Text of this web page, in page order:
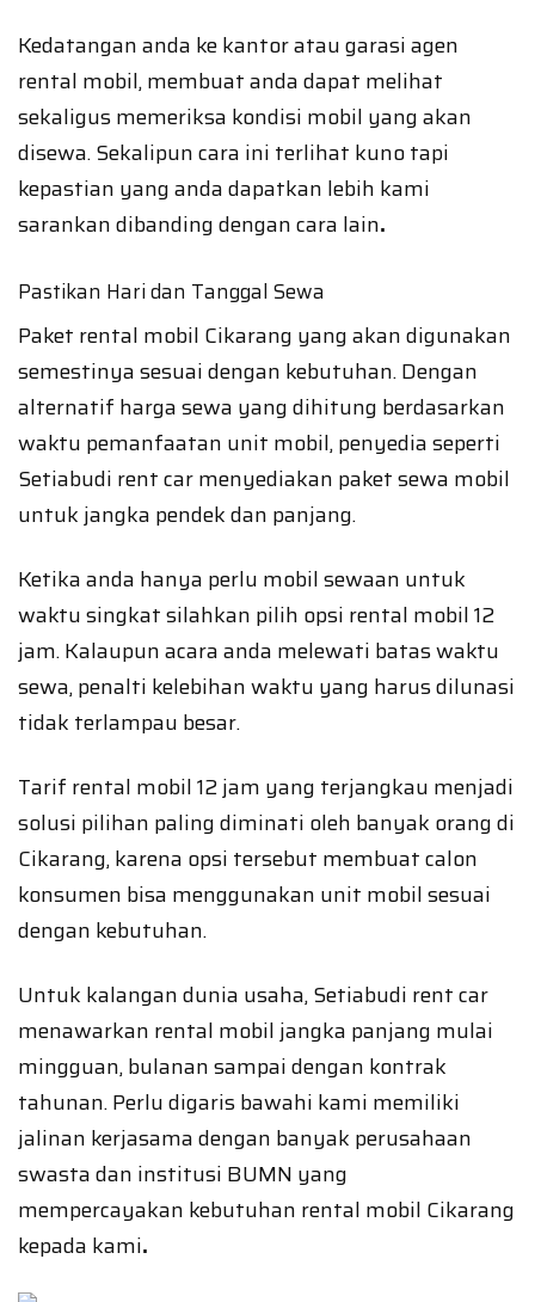
Kedatangan anda ke kantor atau garasi agen
rental mobil, membuat anda dapat melihat
sekaligus memeriksa kondisi mobil yang akan
disewa. Sekalipun cara ini terlihat kuno tapi
kepastian yang anda dapatkan lebih kami
sarankan dibanding dengan cara lain.
Pastikan Hari dan Tanggal Sewa
Paket rental mobil Cikarang yang akan digunakan
semestinya sesuai dengan kebutuhan. Dengan
alternatif harga sewa yang dihitung berdasarkan
waktu pemanfaatan unit mobil, penyedia seperti
Setiabudi rent car menyediakan paket sewa mobil
untuk jangka pendek dan panjang.
Ketika anda hanya perlu mobil sewaan untuk
waktu singkat silahkan pilih opsi rental mobil 12
jam. Kalaupun acara anda melewati batas waktu
sewa, penalti kelebihan waktu yang harus dilunasi
tidak terlampau besar.
Tarif rental mobil 12 jam yang terjangkau menjadi
solusi pilihan paling diminati oleh banyak orang di
Cikarang, karena opsi tersebut membuat calon
konsumen bisa menggunakan unit mobil sesuai
dengan kebutuhan.
Untuk kalangan dunia usaha, Setiabudi rent car
menawarkan rental mobil jangka panjang mulai
mingguan, bulanan sampai dengan kontrak
tahunan. Perlu digaris bawahi kami memiliki
jalinan kerjasama dengan banyak perusahaan
swasta dan institusi BUMN yang
mempercayakan kebutuhan rental mobil Cikarang
kepada kami.